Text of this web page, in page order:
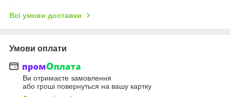
Всі умови доставки
Умови оплати
Ви отримаєте замовлення
або гроші повернуться на вашу картку